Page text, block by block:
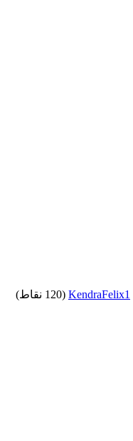
KendraFelix1
(
120 نقاط)